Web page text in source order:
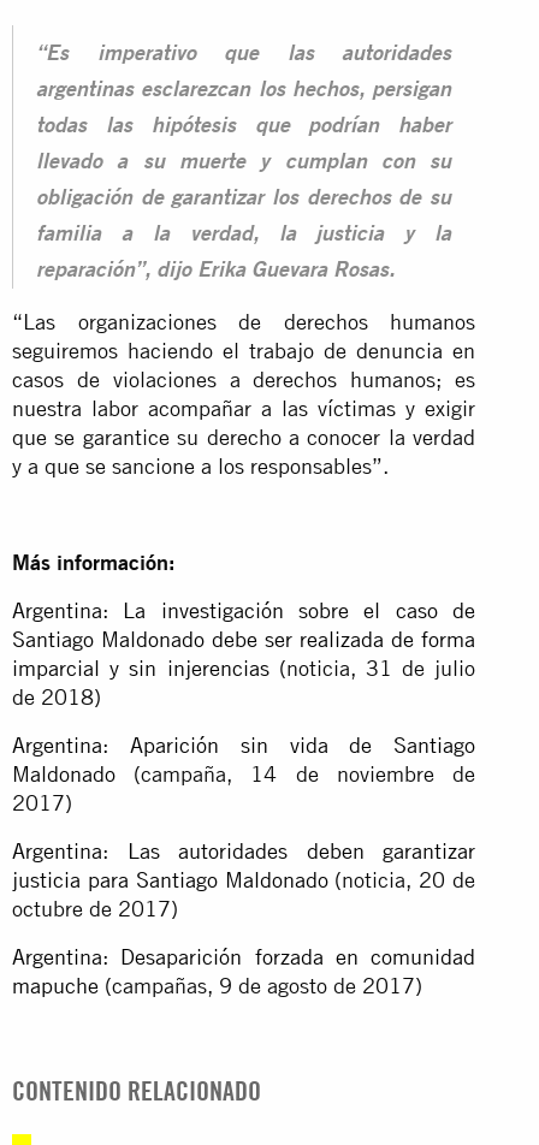
“Es imperativo que las autoridades
argentinas esclarezcan los hechos, persigan
todas las hipótesis que podrían haber
llevado a su muerte y cumplan con su
obligación de garantizar los derechos de su
familia a la verdad, la justicia y la
reparación”, dijo Erika Guevara Rosas.
“Las organizaciones de derechos humanos
seguiremos haciendo el trabajo de denuncia en
casos de violaciones a derechos humanos; es
nuestra labor acompañar a las víctimas y exigir
que se garantice su derecho a conocer la verdad
y a que se sancione a los responsables”.
Más información:
Argentina: La investigación sobre el caso de
Santiago Maldonado debe ser realizada de forma
imparcial y sin injerencias(noticia, 31 de julio
de 2018)
Argentina: Aparición sin vida de Santiago
Maldonado (campaña, 14 de noviembre de
2017)
Argentina: Las autoridades deben garantizar
justicia para Santiago Maldonado(noticia, 20 de
octubre de 2017)
Argentina: Desaparición forzada en comunidad
mapuche (campañas, 9 de agosto de 2017)
CONTENIDO RELACIONADO